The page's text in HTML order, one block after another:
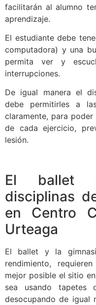
facilitarán al alumno
aprendizaje.
El estudiante debe
computadora) y una
permita ver y
interrupciones.
De igual manera el
debe permitirles a
claramente, para
de cada ejercicio,
lesión.
El ballet
disciplinas
en Centro
Urteaga
El ballet y la
rendimiento,
mejor posible el sitio
sea usando tapetes
desocupando de igual